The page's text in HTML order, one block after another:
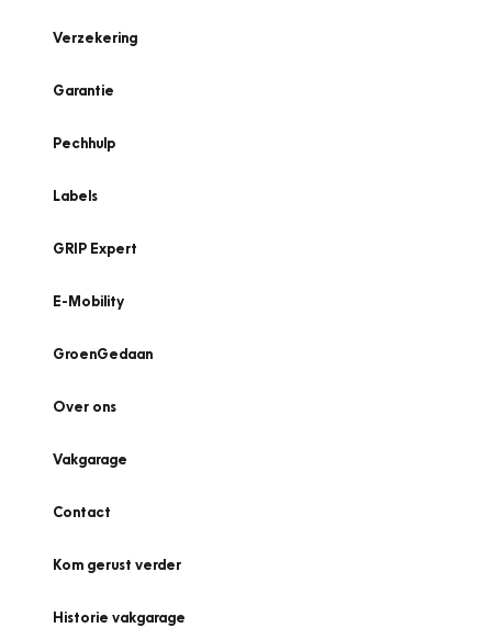
Verzekering
Garantie
Pechhulp
Labels
GRIP Expert
E-Mobility
GroenGedaan
Over ons
Vakgarage
Contact
Kom gerust verder
Historie vakgarage